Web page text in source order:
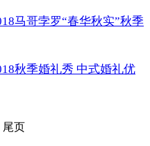
马哥孛罗“春华秋实”秋季
秋季婚礼秀 中式婚礼优
尾页